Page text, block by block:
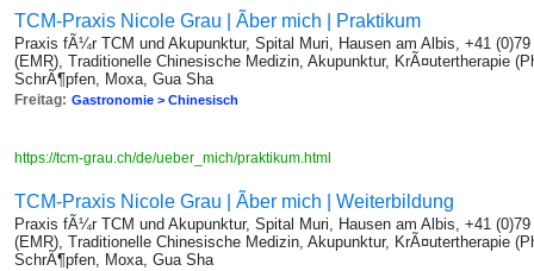
TCM-Praxis Nicole Grau | Ãber mich | Praktikum
Praxis fÃ¼r TCM und Akupunktur, Spital Muri, Hausen am Albis, +41
(EMR), Traditionelle Chinesische Medizin, Akupunktur, KrÃ¤utertherapie
SchrÃ¶pfen, Moxa, Gua Sha
Freitag: Gastronomie > Chinesisch
https://tcm-grau.ch/de/ueber_mich/praktikum.html
TCM-Praxis Nicole Grau | Ãber mich | Weiterbildung
Praxis fÃ¼r TCM und Akupunktur, Spital Muri, Hausen am Albis, +41
(EMR), Traditionelle Chinesische Medizin, Akupunktur, KrÃ¤utertherapie
SchrÃ¶pfen, Moxa, Gua Sha